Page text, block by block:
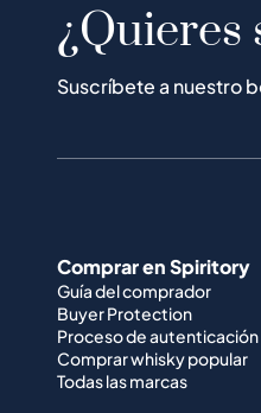
¿Quieres
Suscríbete a nuestro
Comprar en Spiritory
Guía del comprador
Buyer Protection
Proceso de autenticación
Comprar whisky popular
Todas las marcas